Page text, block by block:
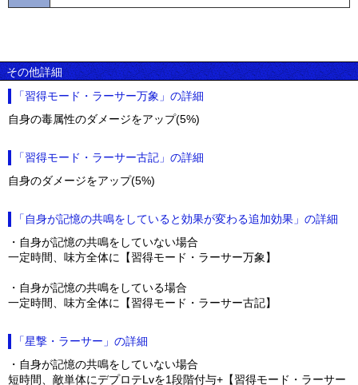
その他詳細
「習得モード・ラーサー万象」の詳細
自身の毒属性のダメージをアップ(5%)
「習得モード・ラーサー古記」の詳細
自身のダメージをアップ(5%)
「自身が記憶の共鳴をしていると効果が変わる追加効果」の詳細
・自身が記憶の共鳴をしていない場合
一定時間、味方全体に【習得モード・ラーサー万象】
・自身が記憶の共鳴をしている場合
一定時間、味方全体に【習得モード・ラーサー古記】
「星撃・ラーサー」の詳細
・自身が記憶の共鳴をしていない場合
短時間、敵単体にデプロテLvを1段階付与+【習得モード・ラーサー